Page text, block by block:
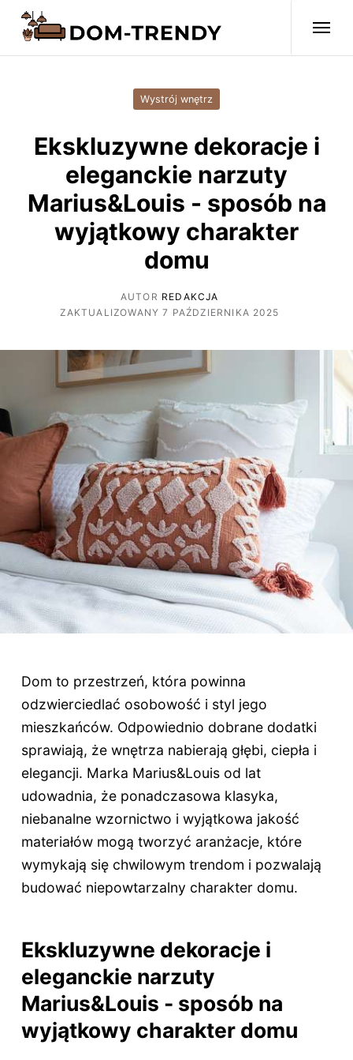
Wystrój wnętrz
Ekskluzywne dekoracje i
eleganckie narzuty
Marius&Louis - sposób na
wyjątkowy charakter
domu
AUTOR REDAKCJA
ZAKTUALIZOWANY 7 PAŹDZIERNIKA 2025
Dom to przestrzeń, która powinna
odzwierciedlać osobowość i styl jego
mieszkańców. Odpowiednio dobrane dodatki
sprawiają, że wnętrza nabierają głębi, ciepła i
elegancji. Marka Marius&Louis od lat
udowadnia, że ponadczasowa klasyka,
niebanalne wzornictwo i wyjątkowa jakość
materiałów mogą tworzyć aranżacje, które
wymykają się chwilowym trendom i pozwalają
budować niepowtarzalny charakter domu.
Ekskluzywne dekoracje i
eleganckie narzuty
Marius&Louis - sposób na
wyjątkowy charakter domu